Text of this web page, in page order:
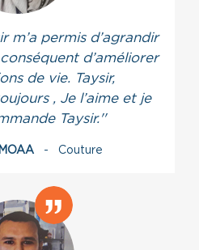
m’a permis d’agrandir
d’améliorer
de vie. Taysir,
, Je l’aime et je
Taysir.''
- Couture